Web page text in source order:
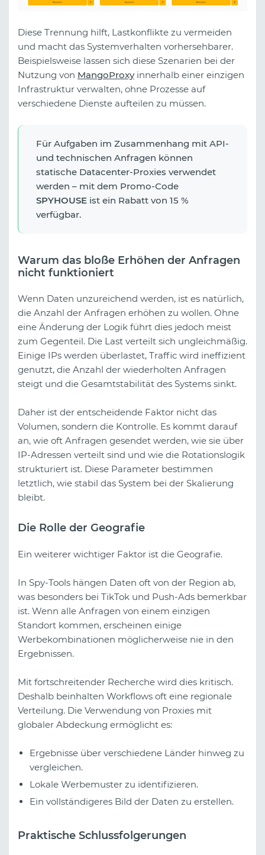
Diese Trennung hilft, Lastkonflikte zu vermeiden
und macht das Systemverhalten vorhersehbarer.
Beispielsweise lassen sich diese Szenarien bei der
Nutzung von MangoProxyinnerhalb einer einzigen
Infrastruktur verwalten, ohne Prozesse auf
verschiedene Dienste aufteilen zu müssen.
Für Aufgaben im Zusammenhang mit API-
und technischen Anfragen können
statische Datacenter-Proxies verwendet
werden – mit dem Promo-Code
SPYHOUSE ist ein Rabatt von 15 %
verfügbar.
Warum das bloße Erhöhen der Anfragen
nicht funktioniert
Wenn Daten unzureichend werden, ist es natürlich,
die Anzahl der Anfragen erhöhen zu wollen. Ohne
eine Änderung der Logik führt dies jedoch meist
zum Gegenteil. Die Last verteilt sich ungleichmäßig.
Einige IPs werden überlastet, Traffic wird ineffizient
genutzt, die Anzahl der wiederholten Anfragen
steigt und die Gesamtstabilität des Systems sinkt.
Daher ist der entscheidende Faktor nicht das
Volumen, sondern die Kontrolle. Es kommt darauf
an, wie oft Anfragen gesendet werden, wie sie über
IP-Adressen verteilt sind und wie die Rotationslogik
strukturiert ist. Diese Parameter bestimmen
letztlich, wie stabil das System bei der Skalierung
bleibt.
Die Rolle der Geografie
Ein weiterer wichtiger Faktor ist die Geografie.
In Spy-Tools hängen Daten oft von der Region ab,
was besonders bei TikTok und Push-Ads bemerkbar
ist. Wenn alle Anfragen von einem einzigen
Standort kommen, erscheinen einige
Werbekombinationen möglicherweise nie in den
Ergebnissen.
Mit fortschreitender Recherche wird dies kritisch.
Deshalb beinhalten Workflows oft eine regionale
Verteilung. Die Verwendung von Proxies mit
globaler Abdeckung ermöglicht es:
Ergebnisse über verschiedene Länder hinweg zu
vergleichen.
Lokale Werbemuster zu identifizieren.
Ein vollständigeres Bild der Daten zu erstellen.
Praktische Schlussfolgerungen